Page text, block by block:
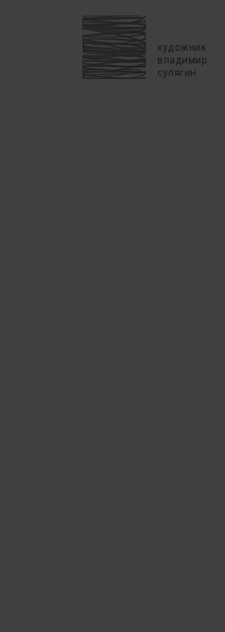
художник
владимир
сулягин